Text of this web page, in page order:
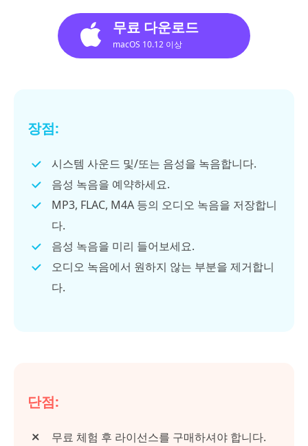
무료 다운로드
macOS 10.12 이상
장점:
시스템 사운드 및/또는 음성을 녹음합니다.
음성 녹음을 예약하세요.
MP3, FLAC, M4A 등의 오디오 녹음을 저장합니
다.
음성 녹음을 미리 들어보세요.
오디오 녹음에서 원하지 않는 부분을 제거합니
다.
단점:
무료 체험 후 라이선스를 구매하셔야 합니다.